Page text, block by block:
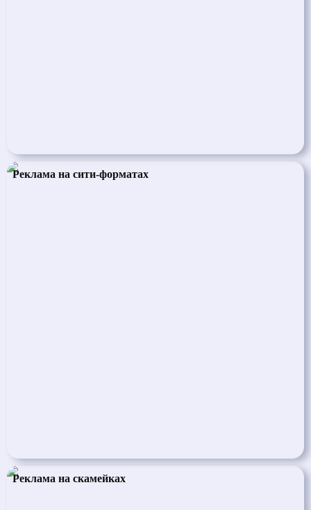
Реклама на сити-форматах
Реклама на скамейках